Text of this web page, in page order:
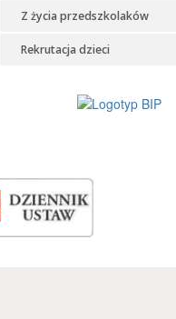
Z życia przedszkolaków
Rekrutacja dzieci